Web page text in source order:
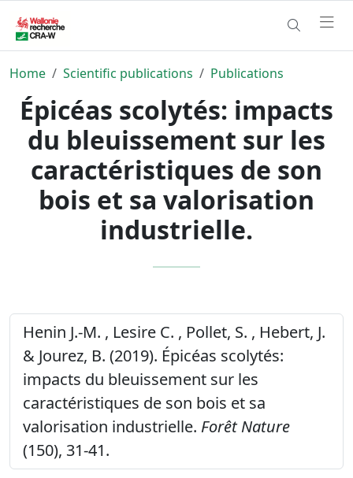
Home Scientific publications Publications
Épicéas scolytés: impacts
du bleuissement sur les
caractéristiques de son
bois et sa valorisation
industrielle.
Henin J.-M. , Lesire C. , Pollet, S. , Hebert, J.
& Jourez, B. (2019). Épicéas scolytés:
impacts du bleuissement sur les
caractéristiques de son bois et sa
valorisation industrielle. Forêt Nature
(150), 31-41.